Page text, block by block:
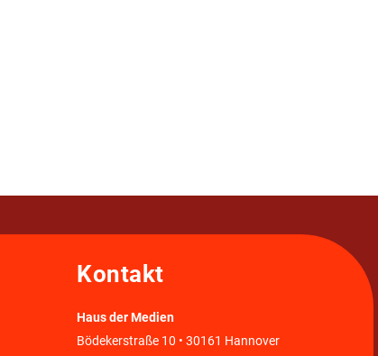
Kontakt
Haus der Medien
Bödekerstraße 10 • 30161 Hannover